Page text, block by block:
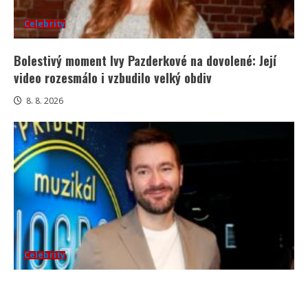
Celebrity
Bolestivý moment Ivy Pazderkové na dovolené: Její
video rozesmálo i vzbudilo velký obdiv
8. 8. 2026
Celebrity